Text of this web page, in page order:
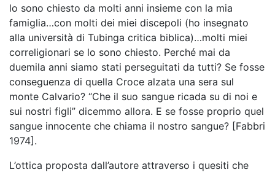
lo sono chiesto da molti anni insieme con la mia
famiglia…con molti dei miei discepoli (ho insegnato
alla università di Tubinga critica biblica)…molti miei
correligionari se lo sono chiesto. Perché mai da
duemila anni siamo stati perseguitati da tutti? Se fosse
conseguenza di quella Croce alzata una sera sul
monte Calvario? “Che il suo sangue ricada su di noi e
sui nostri figli” dicemmo allora. E se fosse proprio quel
sangue innocente che chiama il nostro sangue? [Fabbri
1974].
L’ottica proposta dall’autore attraverso i quesiti che